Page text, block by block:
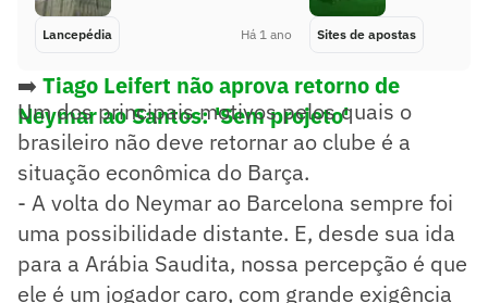
Lancepédia Há 1 ano Sites de apostas
➡️ Tiago Leifert não aprova retorno de
Neymar ao Santos: 'Sem projeto'
Um dos principais motivos pelos quais o
brasileiro não deve retornar ao clube é a
situação econômica do Barça.
- A volta do Neymar ao Barcelona sempre foi
uma possibilidade distante. E, desde sua ida
para a Arábia Saudita, nossa percepção é que
ele é um jogador caro, com grande exigência